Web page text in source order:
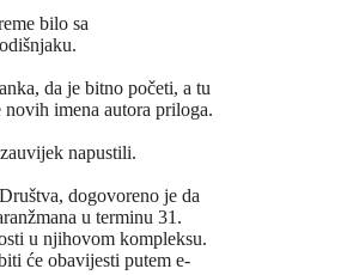
bilo sa
da je bitno početi, a tu
imena autora priloga.
napustili.
dogovoreno je da
u terminu 31.
u njihovom kompleksu.
će obavijesti putem e-